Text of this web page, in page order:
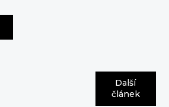
Další
článek